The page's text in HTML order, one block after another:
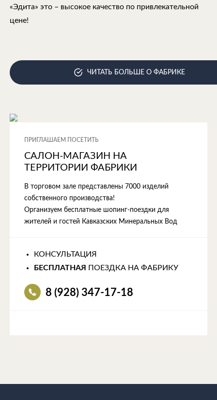
«Эдита» это – высокое качество по привлекательной
цене!
ЧИТАТЬ БОЛЬШЕ О ФАБРИКЕ
ПРИГЛАШАЕМ ПОСЕТИТЬ
САЛОН-МАГАЗИН НА
ТЕРРИТОРИИ ФАБРИКИ
В торговом зале представлены 7000 изделий
собственного производства!
Организуем бесплатные шопинг-поездки для
жителей и гостей Кавказских Минеральных Вод
КОНСУЛЬТАЦИЯ
БЕСПЛАТНАЯ
ПОЕЗДКА НА ФАБРИКУ
8 (928) 347-17-18